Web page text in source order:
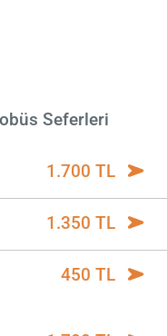
Seferleri
1.700 TL
1.350 TL
450 TL